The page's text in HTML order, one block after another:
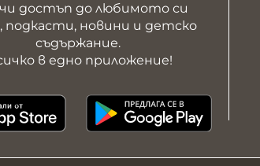
достъп до любимото си
подкасти, новини и детско
съдържание.
в едно приложение!